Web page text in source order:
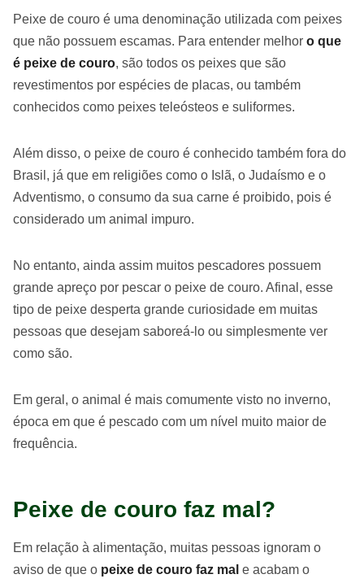
Peixe de couro é uma denominação utilizada com peixes
que não possuem escamas. Para entender melhor o que
é peixe de couro, são todos os peixes que são
revestimentos por espécies de placas, ou também
conhecidos como peixes teleósteos e suliformes.
Além disso, o peixe de couro é conhecido também fora do
Brasil, já que em religiões como o Islã, o Judaísmo e o
Adventismo, o consumo da sua carne é proibido, pois é
considerado um animal impuro.
No entanto, ainda assim muitos pescadores possuem
grande apreço por pescar o peixe de couro. Afinal, esse
tipo de peixe desperta grande curiosidade em muitas
pessoas que desejam saboreá-lo ou simplesmente ver
como são.
Em geral, o animal é mais comumente visto no inverno,
época em que é pescado com um nível muito maior de
frequência.
Peixe de couro faz mal?
Em relação à alimentação, muitas pessoas ignoram o
aviso de que o peixe de couro faz mal e acabam o